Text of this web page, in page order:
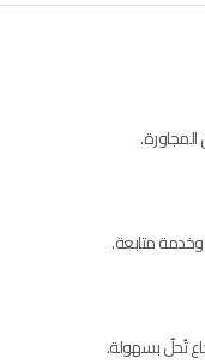
متابعة.
تُحلّ بسهولة.